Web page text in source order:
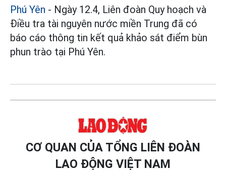
Phú Yên - Ngày 12.4, Liên đoàn Quy hoạch và
Điều tra tài nguyên nước miền Trung đã có
báo cáo thông tin kết quả khảo sát điểm bùn
phun trào tại Phú Yên.
CƠ QUAN CỦA TỔNG LIÊN ĐOÀN
LAO ĐỘNG VIỆT NAM